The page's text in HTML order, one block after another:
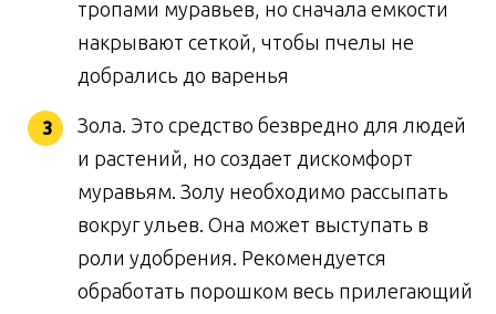
тропами муравьев, но сначала емкости
накрывают сеткой, чтобы пчелы не
добрались до варенья
Зола. Это средство безвредно для людей
и растений, но создает дискомфорт
муравьям. Золу необходимо рассыпать
вокруг ульев. Она может выступать в
роли удобрения. Рекомендуется
обработать порошком весь прилегающий